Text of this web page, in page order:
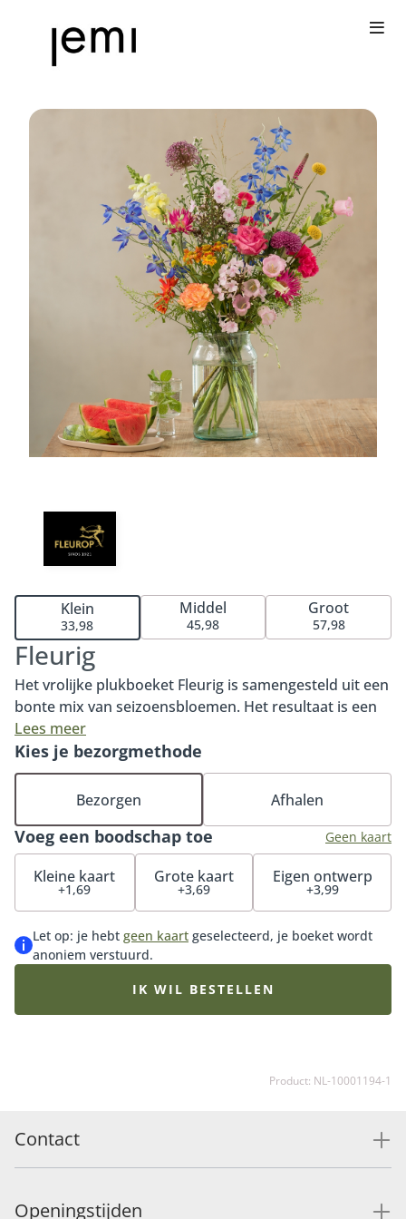
Fleurig
Het vrolijke plukboeket Fleurig is samengesteld uit een
bonte mix van seizoensbloemen. Het resultaat is een
levendig en speels boeket, geschikt voor ieder
moment. Of je nu iemand wilt verrassen, bedanken of
opvrolijken. Met het boeket Fleurig zit je altijd goed.
Bestel vandaag nog dit kleurrijke plukboeket en laat
iemand anders stralen van geluk. Tip: bestel onze
bijpassende vaas, luxueuze bonbons of overheerlijke
chocolade en maak de verrassing compleet.
Lees meer
Klein
33,98
Middel
45,98
Groot
57,98
Voeg een boodschap toe Geen kaart
Kleine kaart
+1,69
Grote kaart
+3,69
Eigen ontwerp
+3,99
Let op: je hebt geen kaart geselecteerd, je boeket wordt
anoniem verstuurd.
Kies je bezorgmethode
Bezorgen Afhalen
IK WIL BESTELLEN
Product: NL-10001194-1
Contact
Openingstijden